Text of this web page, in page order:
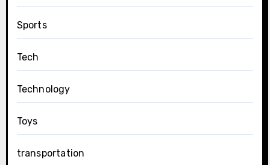
Sports
Tech
Technology
Toys
transportation